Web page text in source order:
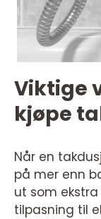
Viktige
kjøpe
Når en
på mer enn
ut som
tilpasning til